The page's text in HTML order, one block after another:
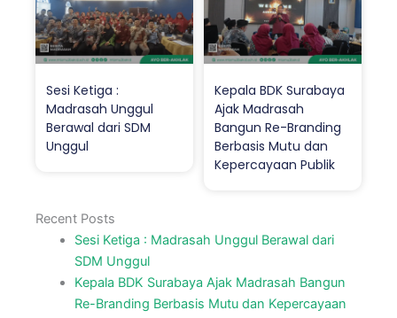
Sesi Ketiga :
Madrasah Unggul
Berawal dari SDM
Unggul
Kepala BDK Surabaya
Ajak Madrasah
Bangun Re-Branding
Berbasis Mutu dan
Kepercayaan Publik
Recent Posts
Sesi Ketiga : Madrasah Unggul Berawal dari
SDM Unggul
Kepala BDK Surabaya Ajak Madrasah Bangun
Re-Branding Berbasis Mutu dan Kepercayaan